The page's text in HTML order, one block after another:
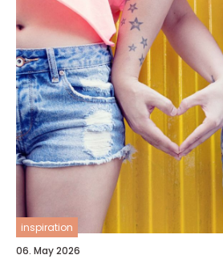
inspiration
06. May 2026